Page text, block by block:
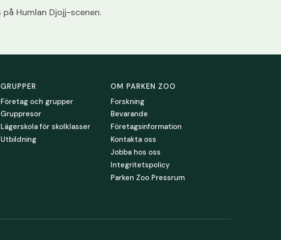
Humlan Djojj-scenen.
GRUPPER
Företag och grupper
Gruppresor
Lägerskola för skolklasser
Utbildning
OM PARKEN ZOO
Forskning
Bevarande
Företagsinformation
Kontakta oss
Jobba hos oss
Integritetspolicy
Parken Zoo Pressrum